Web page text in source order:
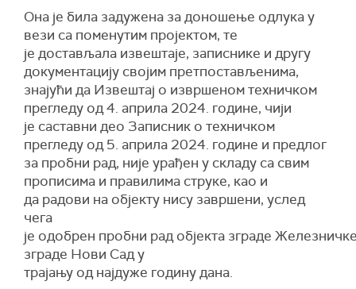
Она је била задужена за доношење одлука у
вези са поменутим пројектом, те
је достављала извештаје, записнике и другу
документацију својим претпостављенима,
знајући да Извештај о извршеном техничком
прегледу од 4. априла 2024. године, чији
је саставни део Записник о техничком
прегледу од 5. априла 2024. године и предлог
за пробни рад, није урађен у складу са свим
прописима и правилима струке, као и
да радови на објекту нису завршени, услед
чега
је одобрен пробни рад објекта зграде
зграде Нови Сад у
трајању од најдуже годину дана.